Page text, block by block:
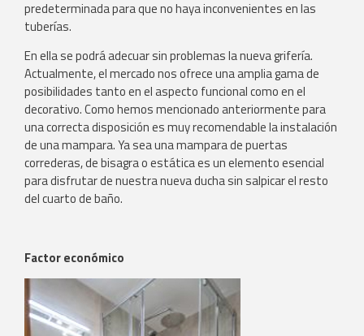
predeterminada para que no haya inconvenientes en las
tuberías.
En ella se podrá adecuar sin problemas la nueva grifería.
Actualmente, el mercado nos ofrece una amplia gama de
posibilidades tanto en el aspecto funcional como en el
decorativo. Como hemos mencionado anteriormente para
una correcta disposición es muy recomendable la instalación
de una mampara. Ya sea una mampara de puertas
correderas, de bisagra o estática es un elemento esencial
para disfrutar de nuestra nueva ducha sin salpicar el resto
del cuarto de baño.
Factor económico